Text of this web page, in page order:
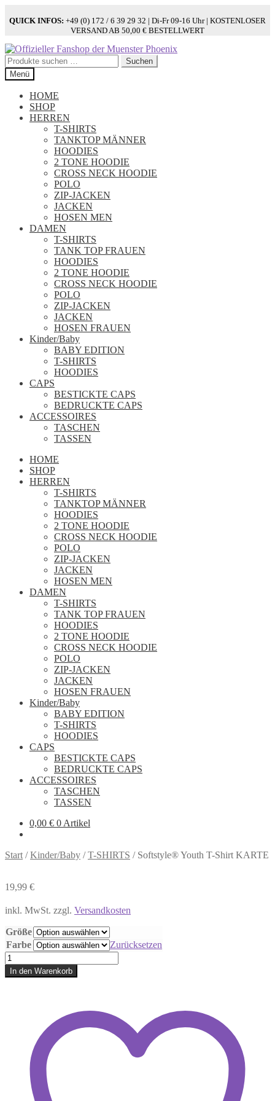
QUICK INFOS: +49 (0) 172 / 6 39 29 32 | Di-Fr 09-16 Uhr | KOSTENLOSER
VERSAND AB 50,00 € BESTELLWERT
Zur
Navigation
springen
Zum
Inhalt
springen
Suchen
nach:
Suchen
Menü
HOME
SHOP
HERREN
T-SHIRTS
TANKTOP MÄNNER
HOODIES
2 TONE HOODIE
CROSS NECK HOODIE
POLO
ZIP-JACKEN
JACKEN
HOSEN MEN
DAMEN
T-SHIRTS
TANK TOP FRAUEN
HOODIES
2 TONE HOODIE
CROSS NECK HOODIE
POLO
ZIP-JACKEN
JACKEN
HOSEN FRAUEN
Kinder/Baby
BABY EDITION
T-SHIRTS
HOODIES
CAPS
BESTICKTE CAPS
BEDRUCKTE CAPS
ACCESSOIRES
TASCHEN
TASSEN
HOME
SHOP
HERREN
T-SHIRTS
TANKTOP MÄNNER
HOODIES
2 TONE HOODIE
CROSS NECK HOODIE
POLO
ZIP-JACKEN
JACKEN
HOSEN MEN
DAMEN
T-SHIRTS
TANK TOP FRAUEN
HOODIES
2 TONE HOODIE
CROSS NECK HOODIE
POLO
ZIP-JACKEN
JACKEN
HOSEN FRAUEN
Kinder/Baby
BABY EDITION
T-SHIRTS
HOODIES
CAPS
BESTICKTE CAPS
BEDRUCKTE CAPS
ACCESSOIRES
TASCHEN
TASSEN
0,00 € 0 Artikel
Start /Kinder/Baby /T-SHIRTS / Softstyle® Youth T-Shirt KARTE
19,99 €
inkl. MwSt. zzgl. Versandkosten
Größe
Farbe
Zurücksetzen
Softstyle®
Youth
T-
In den Warenkorb